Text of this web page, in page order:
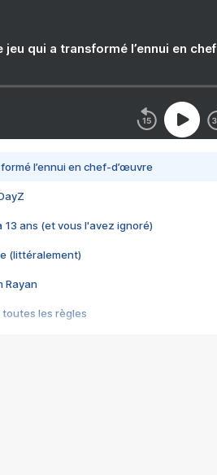
jeu qui a transformé l’ennui en
l’ennui en chef-d’œuvre
13 ans (et vous l'avez ignoré)
(littéralement)
Rayan
toutes les règles